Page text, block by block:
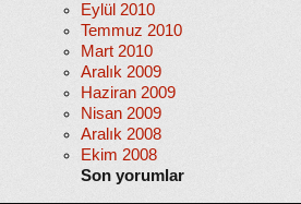
Eylül 2010
Temmuz 2010
Mart 2010
Aralık 2009
Haziran 2009
Nisan 2009
Aralık 2008
Ekim 2008
Son yorumlar